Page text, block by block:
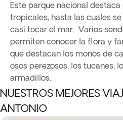
Este parque nacional
tropicales, hasta las cuales
casi tocar el mar. Varios
permiten conocer la flora y
que destacan los monos de
osos perezosos, los tucanes,
armadillos.
NUESTROS MEJORES
ANTONIO